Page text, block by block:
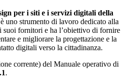
per i siti e i servizi digitali della
è uno strumento di lavoro dedicato alla
suoi fornitori e ha l’obiettivo di fornire
e migliorare la progettazione e la
digitali verso la cittadinanza.
corrente) del Manuale operativo di
.